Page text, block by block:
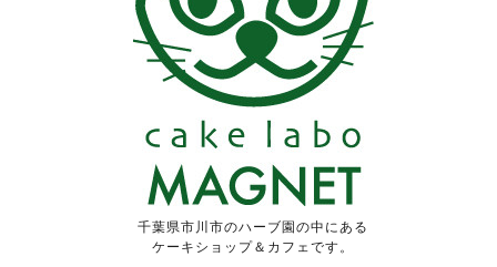
千葉県市川市のハーブ園の中にある
ケーキショップ＆カフェです。